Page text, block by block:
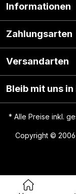
Informationen
Zahlungsarten
Versandarten
Bleib mit uns
* Alle Preise inkl.
Copyright © 2006